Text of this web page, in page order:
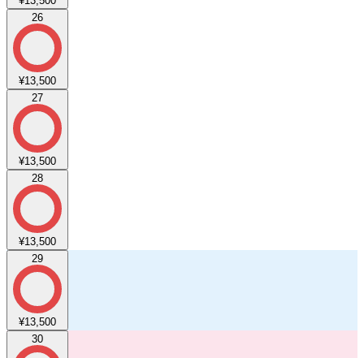
26
¥13,500
27
¥13,500
28
¥13,500
29
¥13,500
30